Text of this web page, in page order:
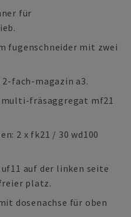
für
fugenschneider mit zwei
fach-magazin a3.
multi-fräsaggregat mf21
2 x fk21 / 30 wd100
auf der linken seite
platz.
dosenachse für oben